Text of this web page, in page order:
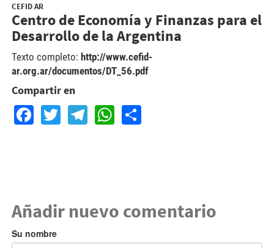
CEFID AR
Centro de Economía y Finanzas para el
Desarrollo de la Argentina
Texto completo: http://www.cefid-
ar.org.ar/documentos/DT_56.pdf
Compartir en
Facebook
TwitterTelegram
WhatsApp
Share
Añadir nuevo comentario
Su nombre